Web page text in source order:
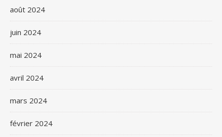
août 2024
juin 2024
mai 2024
avril 2024
mars 2024
février 2024